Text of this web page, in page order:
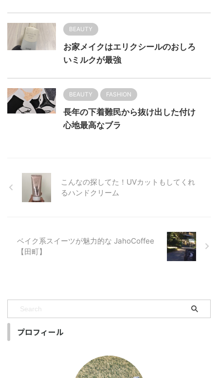
BEAUTY
お家メイクはエリクシールのおしろ
いミルクが最強
BEAUTY FASHION
長年の下着難民から抜け出した付け
心地最高なブラ
こんなの探してた！UVカットもしてくれ
るハンドクリーム
ベイク系スイーツが魅力的な JahoCoffee
【田町】
プロフィール